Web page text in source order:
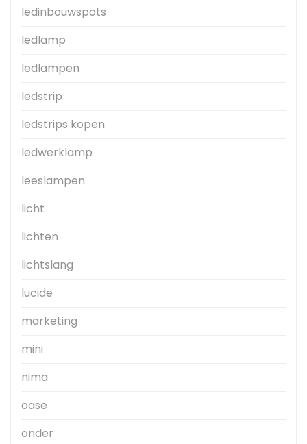
ledinbouwspots
ledlamp
ledlampen
ledstrip
ledstrips kopen
ledwerklamp
leeslampen
licht
lichten
lichtslang
lucide
marketing
mini
nima
oase
onder